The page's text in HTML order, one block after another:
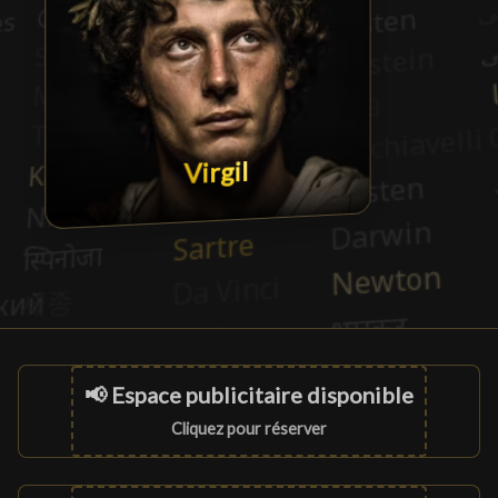
Virgil
📢 Espace publicitaire disponible
Cliquez pour réserver